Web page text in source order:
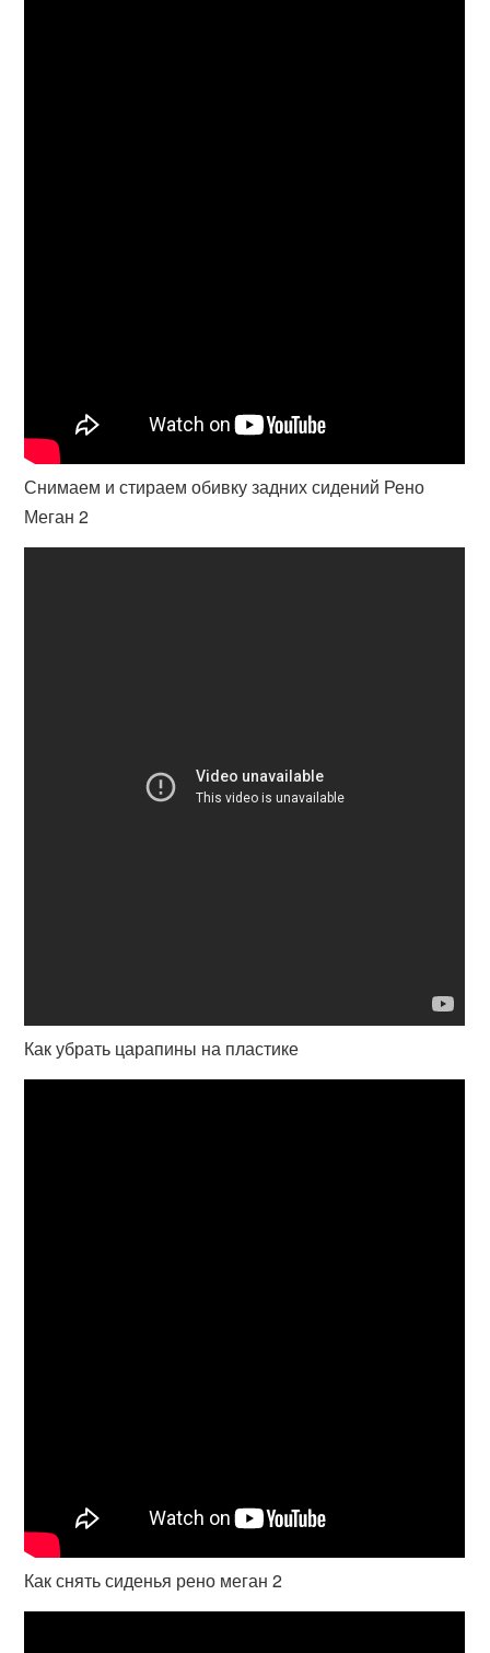
Снимаем и стираем обивку задних сидений Рено
Меган 2
Как убрать царапины на пластике
Как снять сиденья рено меган 2